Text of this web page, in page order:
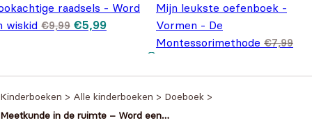
raadsels - Word
wiskid €9,99 Oorspronkelijke
prijs was:
€5,99Huidige
prijs is:
Mijn leukste oefenboek -
Vormen - De
Montessorimethode €7,99
Kinderboeken > Alle kinderboeken > Doeboek >
Meetkunde in de ruimte – Word een